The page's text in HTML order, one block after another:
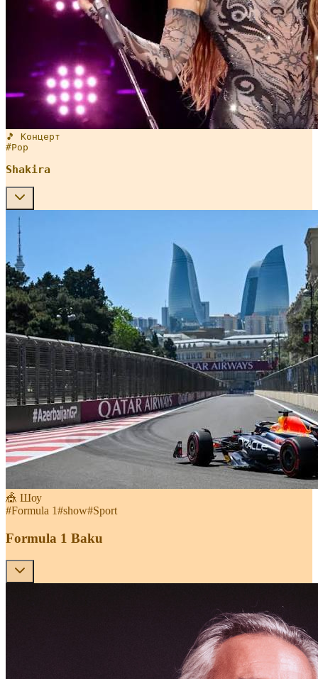
🎵 Концерт
#Pop
Shakira
🎪 Шоу
#Formula 1#show#Sport
Formula 1 Baku